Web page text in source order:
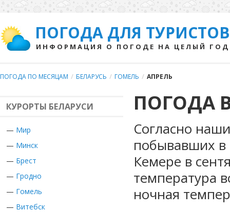
ПОГОДА ДЛЯ ТУРИСТОВ
ИНФОРМАЦИЯ О ПОГОДЕ НА ЦЕЛЫЙ ГОД
ПОГОДА ПО МЕСЯЦАМ / БЕЛАРУСЬ / ГОМЕЛЬ / АПРЕЛЬ
КУРОРТЫ БЕЛАРУСИ
— Мир
— Минск
— Брест
— Гродно
— Гомель
— Витебск
ПОГОДА
Согласно
побывавших в
Кемере в
температура
ночная